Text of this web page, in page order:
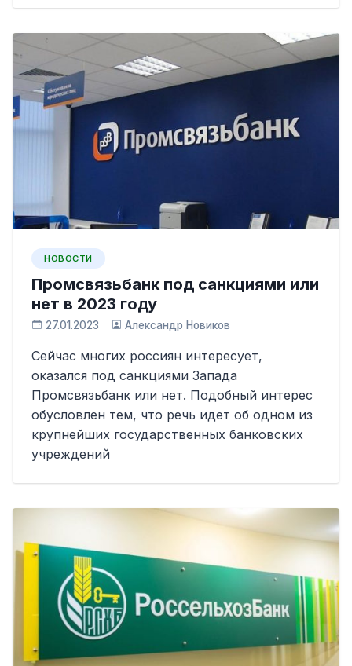
НОВОСТИ
Промсвязьбанк под санкциями или
нет в 2023 году
27.01.2023 Александр Новиков
Сейчас многих россиян интересует,
оказался под санкциями Запада
Промсвязьбанк или нет. Подобный интерес
обусловлен тем, что речь идет об одном из
крупнейших государственных банковских
учреждений